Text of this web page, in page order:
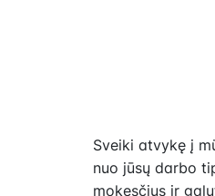
Sveiki atvykę į
nuo jūsų darbo
mokesčius ir